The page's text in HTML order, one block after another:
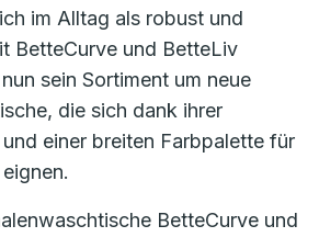
im Alltag als robust und
BetteCurve und BetteLiv
sein Sortiment um neue
die sich dank ihrer
einer breiten Farbpalette für
BetteCurve und